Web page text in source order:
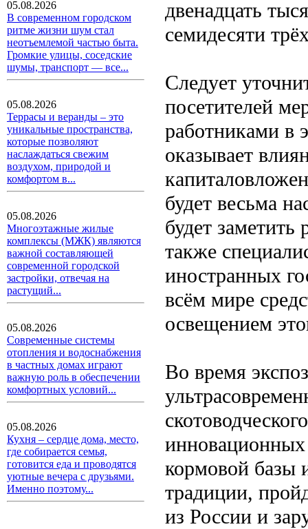
05.08.2026
В современном городском
ритме жизни шум стал
неотъемлемой частью быта.
Громкие улицы, соседские
шумы, транспорт — все...
05.08.2026
Террасы и веранды – это
уникальные пространства,
которые позволяют
наслаждаться свежим
воздухом, природой и
комфортом в...
05.08.2026
Многоэтажные жилые
комплексы (МЖК) являются
важной составляющей
современной городской
застройки, отвечая на
растущий...
05.08.2026
Современные системы
отопления и водоснабжения
в частных домах играют
важную роль в обеспечении
комфортных условий...
05.08.2026
Кухня – сердце дома, место,
где собирается семья,
готовится еда и проводятся
уютные вечера с друзьями.
Именно поэтому...
двенадцать
семидесяти
Следует
посетителей
работниками в
оказывает
будет весьма
будет
также
иностранных
всём мире
освещением
Во время
кормовой базы
традиции,
из России и